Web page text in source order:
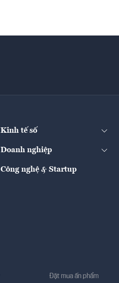
Kinh tế số
Doanh nghiệp
Công nghệ & Startup
Đặt mua ấn phẩm